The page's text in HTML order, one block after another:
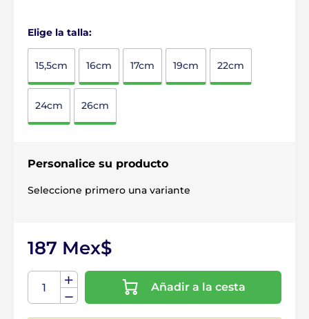
Elige la talla:
15,5cm 16cm 17cm 19cm 22cm
24cm 26cm
Personalice su producto
Seleccione primero una variante
187 Mex$
Añadir a la cesta